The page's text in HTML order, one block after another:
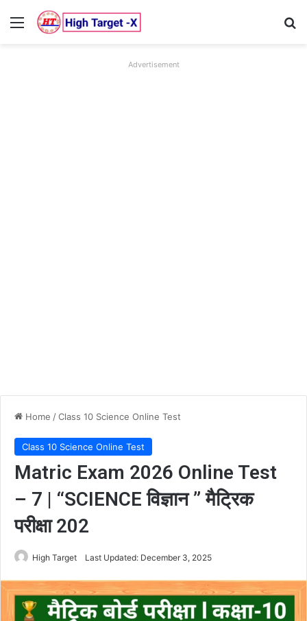
Menu
Advertisement
Home /Class 10 Science Online Test
Class 10 Science Online Test
Matric Exam 2026 Online Test
– 7 | “SCIENCE विज्ञान ” मैट्रिक
परीक्षा 202
High Target Last Updated: December 3, 2025